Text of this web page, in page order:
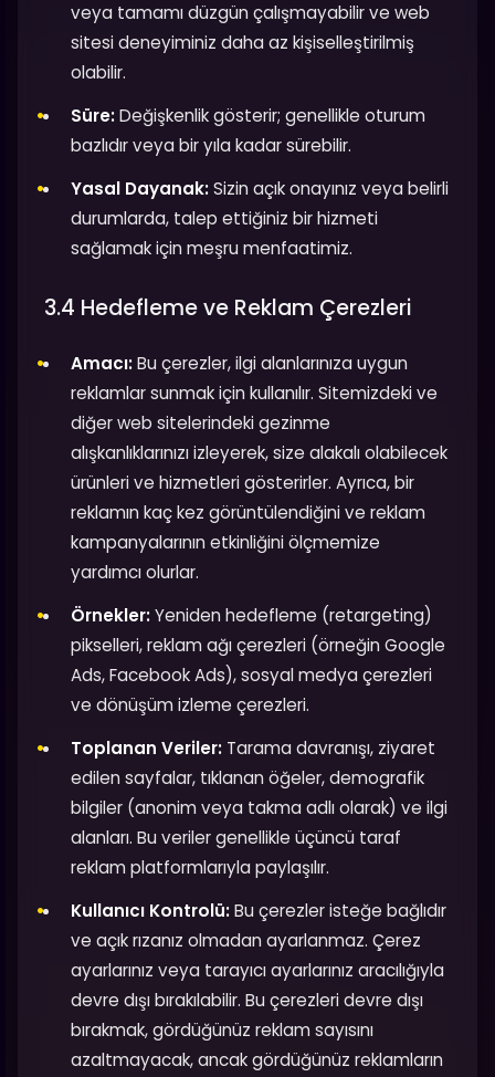
veya tamamı düzgün çalışmayabilir ve web
sitesi deneyiminiz daha az kişiselleştirilmiş
olabilir.
Süre:Değişkenlik gösterir; genellikle oturum
bazlıdır veya bir yıla kadar sürebilir.
Yasal Dayanak:Sizin açık onayınız veya belirli
durumlarda, talep ettiğiniz bir hizmeti
sağlamak için meşru menfaatimiz.
3.4 Hedefleme ve Reklam Çerezleri
Amacı:Bu çerezler, ilgi alanlarınıza uygun
reklamlar sunmak için kullanılır. Sitemizdeki ve
diğer web sitelerindeki gezinme
alışkanlıklarınızı izleyerek, size alakalı olabilecek
ürünleri ve hizmetleri gösterirler. Ayrıca, bir
reklamın kaç kez görüntülendiğini ve reklam
kampanyalarının etkinliğini ölçmemize
yardımcı olurlar.
Örnekler:Yeniden hedefleme (retargeting)
pikselleri, reklam ağı çerezleri (örneğin Google
Ads, Facebook Ads), sosyal medya çerezleri
ve dönüşüm izleme çerezleri.
Toplanan Veriler: Tarama davranışı, ziyaret
edilen sayfalar, tıklanan öğeler, demografik
bilgiler (anonim veya takma adlı olarak) ve ilgi
alanları. Bu veriler genellikle üçüncü taraf
reklam platformlarıyla paylaşılır.
Kullanıcı Kontrolü:Bu çerezler isteğe bağlıdır
ve açık rızanız olmadan ayarlanmaz. Çerez
ayarlarınız veya tarayıcı ayarlarınız aracılığıyla
devre dışı bırakılabilir. Bu çerezleri devre dışı
bırakmak, gördüğünüz reklam sayısını
azaltmayacak, ancak gördüğünüz reklamların